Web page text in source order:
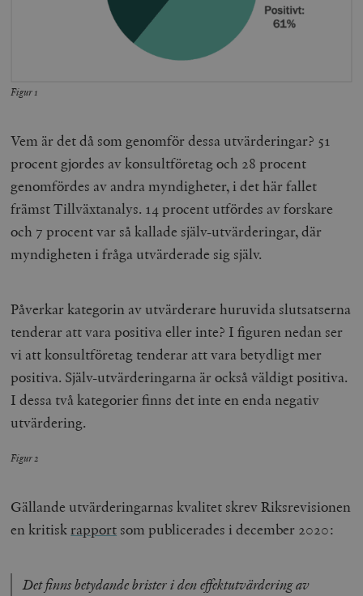
Figur 1
Vem är det då som genomför dessa utvärderingar? 51
procent gjordes av konsultföretag och 28 procent
genomfördes av andra myndigheter, i det här fallet
främst Tillväxtanalys. 14 procent utfördes av forskare
och 7 procent var så kallade själv-utvärderingar, där
myndigheten i fråga utvärderade sig själv.
Påverkar kategorin av utvärderare huruvida slutsatserna
tenderar att vara positiva eller inte? I figuren nedan ser
vi att konsultföretag tenderar att vara betydligt mer
positiva. Själv-utvärderingarna är också väldigt positiva.
I dessa två kategorier finns det inte en enda negativ
utvärdering.
Figur 2
Gällande utvärderingarnas kvalitet skrev Riksrevisionen
en kritiskrapport som publicerades i december 2020:
Det finns betydande brister i den effektutvärdering av